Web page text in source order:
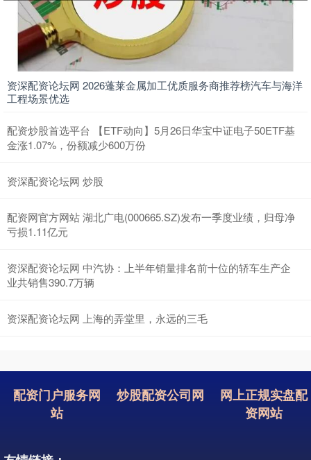
资深配资论坛网 2026蓬莱金属加工优质服务商推荐榜汽车与海洋
工程场景优选
配资炒股首选平台 【ETF动向】5月26日华宝中证电子50ETF基
金涨1.07%，份额减少600万份
资深配资论坛网 炒股
配资网官方网站 湖北广电(000665.SZ)发布一季度业绩，归母净
亏损1.11亿元
资深配资论坛网 中汽协：上半年销量排名前十位的轿车生产企
业共销售390.7万辆
资深配资论坛网 上海的弄堂里，永远的三毛
配资门户服务网
站
炒股配资公司网
网上正规实盘配
资网站